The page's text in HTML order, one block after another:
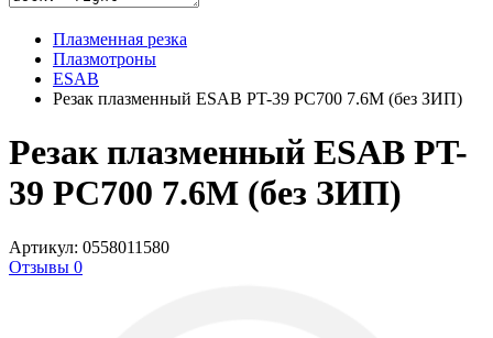
Плазменная резка
Плазмотроны
ESAB
Резак плазменный ESAB PT-39 PC700 7.6M (без ЗИП)
Резак плазменный ESAB PT-
39 PC700 7.6M (без ЗИП)
Артикул: 0558011580
Отзывы 0